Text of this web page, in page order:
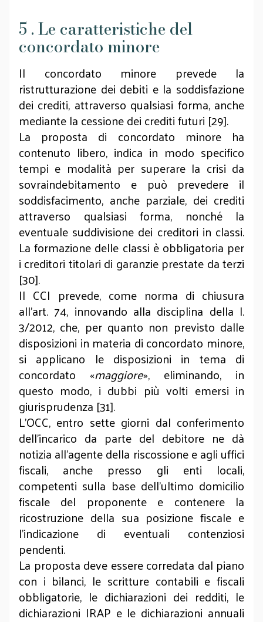
5 . Le caratteristiche del
concordato minore
Il concordato minore prevede la
ristrutturazione dei debiti e la soddisfazione
dei crediti, attraverso qualsiasi forma, anche
mediante la cessione dei crediti futuri [29].
La proposta di concordato minore ha
contenuto libero, indica in modo specifico
tempi e modalità per superare la crisi da
sovraindebitamento e può prevedere il
soddisfacimento, anche parziale, dei crediti
attraverso qualsiasi forma, nonché la
eventuale suddivisione dei creditori in classi.
La formazione delle classi è obbligatoria per
i creditori titolari di garanzie prestate da terzi
[30].
Il CCI prevede, come norma di chiusura
all’art. 74, innovando alla disciplina della l.
3/2012, che, per quanto non previsto dalle
disposizioni in materia di concordato minore,
si applicano le disposizioni in tema di
concordato «maggiore», eliminando, in
questo modo, i dubbi più volti emersi in
giurisprudenza [31].
L’OCC, entro sette giorni dal conferimento
dell’incarico da parte del debitore ne dà
notizia all’agente della riscossione e agli uffici
fiscali, anche presso gli enti locali,
competenti sulla base dell’ultimo domicilio
fiscale del proponente e contenere la
ricostruzione della sua posizione fiscale e
l’indicazione di eventuali contenziosi
pendenti.
La proposta deve essere corredata dal piano
con i bilanci, le scritture contabili e fiscali
obbligatorie, le dichiarazioni dei redditi, le
dichiarazioni IRAP e le dichiarazioni annuali